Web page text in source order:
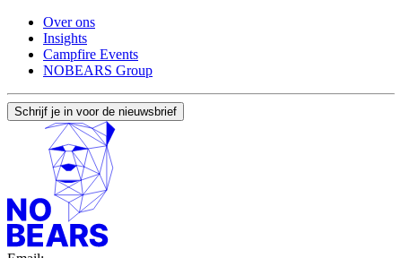
Over ons
Insights
Campfire Events
NOBEARS Group
Schrijf je in voor de nieuwsbrief